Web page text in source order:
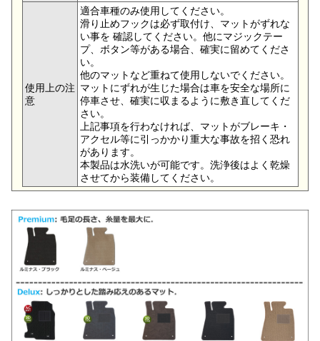
使用上の注
意
適合車種のみ使用してください。
滑り止めフックは必ず取付け、マットがずれな
い事を 確認してください。他にマジックテー
プ、ボタン等がある場合、確実に留めてくださ
い。
他のマットなど重ねて使用しないでください。
マットにずれが生じた場合は車を安全な場所に
停車させ、確実に収まるように敷き直してくだ
さい。
上記事項を行わなければ、マットがブレーキ・
アクセル等に引っかかり重大な事故を招く恐れ
があります。
本製品は水洗いが可能です。洗浄後はよく乾燥
させてから装備してください。